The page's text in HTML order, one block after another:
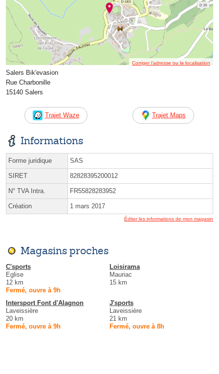
Corriger l’adresse ou la localisation
Salers Bik'evasion
Rue Charbonille
15140 Salers
Trajet Waze Trajet Maps
Informations
Forme juridique SAS
SIRET 82828395200012
N° TVA Intra. FR55828283952
Création 1 mars 2017
Éditer les informations de mon magasin
Magasins proches
C'sports
Eglise
12 km
Fermé, ouvre à 9h
Loisirama
Mauriac
15 km
Intersport Font d'Alagnon
Laveissière
20 km
Fermé, ouvre à 9h
J'sports
Laveissière
21 km
Fermé, ouvre à 8h